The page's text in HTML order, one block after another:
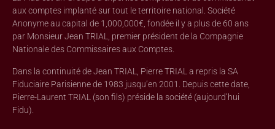
aux comptes implanté sur tout le territoire national. Société
Anonyme au capital de 1,000,000€, fondée il y a plus de 60 ans
par Monsieur Jean TRIAL, premier président de la Compagnie
Nationale des Commissaires aux Comptes.
Dans la continuité de Jean TRIAL, Pierre TRIAL a repris la SA
Fiduciaire Parisienne de 1983 jusqu’en 2001. Depuis cette date,
Pierre-Laurent TRIAL (son fils) préside la société (aujourd’hui
Fidu).